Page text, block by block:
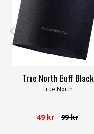
True North Buff Black
True North
49 kr 99 kr